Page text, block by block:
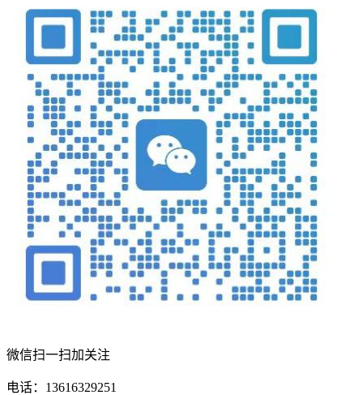
微信扫一扫加关注
电话：13616329251